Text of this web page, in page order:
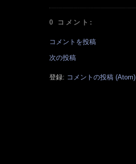
0 コメント:
コメントを投稿
次の投稿
登録: コメントの投稿 (Atom)